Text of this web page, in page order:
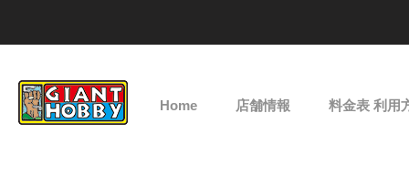
Home 店舗情報 料金表 利用